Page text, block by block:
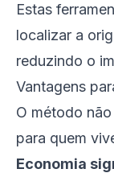
Estas
localizar a
reduzindo o
Vantagens
O método
para quem
Economia